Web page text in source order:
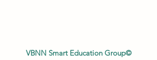
VBNN Smart Education Group©